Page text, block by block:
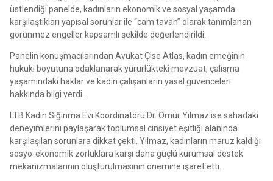
üstlendiği panelde, kadınların ekonomik ve sosyal yaşamda
karşılaştıkları yapısal sorunlar ile “cam tavan” olarak tanımlanan
görünmez engeller kapsamlı şekilde değerlendirildi.
Panelin konuşmacılarından Avukat Çise Atlas, kadın emeğinin
hukuki boyutuna odaklanarak yürürlükteki mevzuat, çalışma
yaşamındaki haklar ve kadın çalışanların yasal güvenceleri
hakkında bilgi verdi.
LTB Kadın Sığınma Evi Koordinatörü Dr. Ömür Yılmaz ise sahadaki
deneyimlerini paylaşarak toplumsal cinsiyet eşitliği alanında
karşılaşılan sorunlara dikkat çekti. Yılmaz, kadınların maruz kaldığı
sosyo-ekonomik zorluklara karşı daha güçlü kurumsal destek
mekanizmalarının oluşturulmasının önemine işaret etti.